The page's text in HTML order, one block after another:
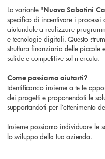
La variante "Nuova Sabatini
specifico di incentivare i
aiutandole a realizzare
e tecnologie digitali. Questo
struttura finanziaria delle piccole
solide e competitive sul mercato.
Come possiamo aiutarti?
Identificando insieme a te le
dei progetti e proponendoti le
supportandoti per l’ottenimento
Insieme possiamo individuare le
lo sviluppo della tua azienda.